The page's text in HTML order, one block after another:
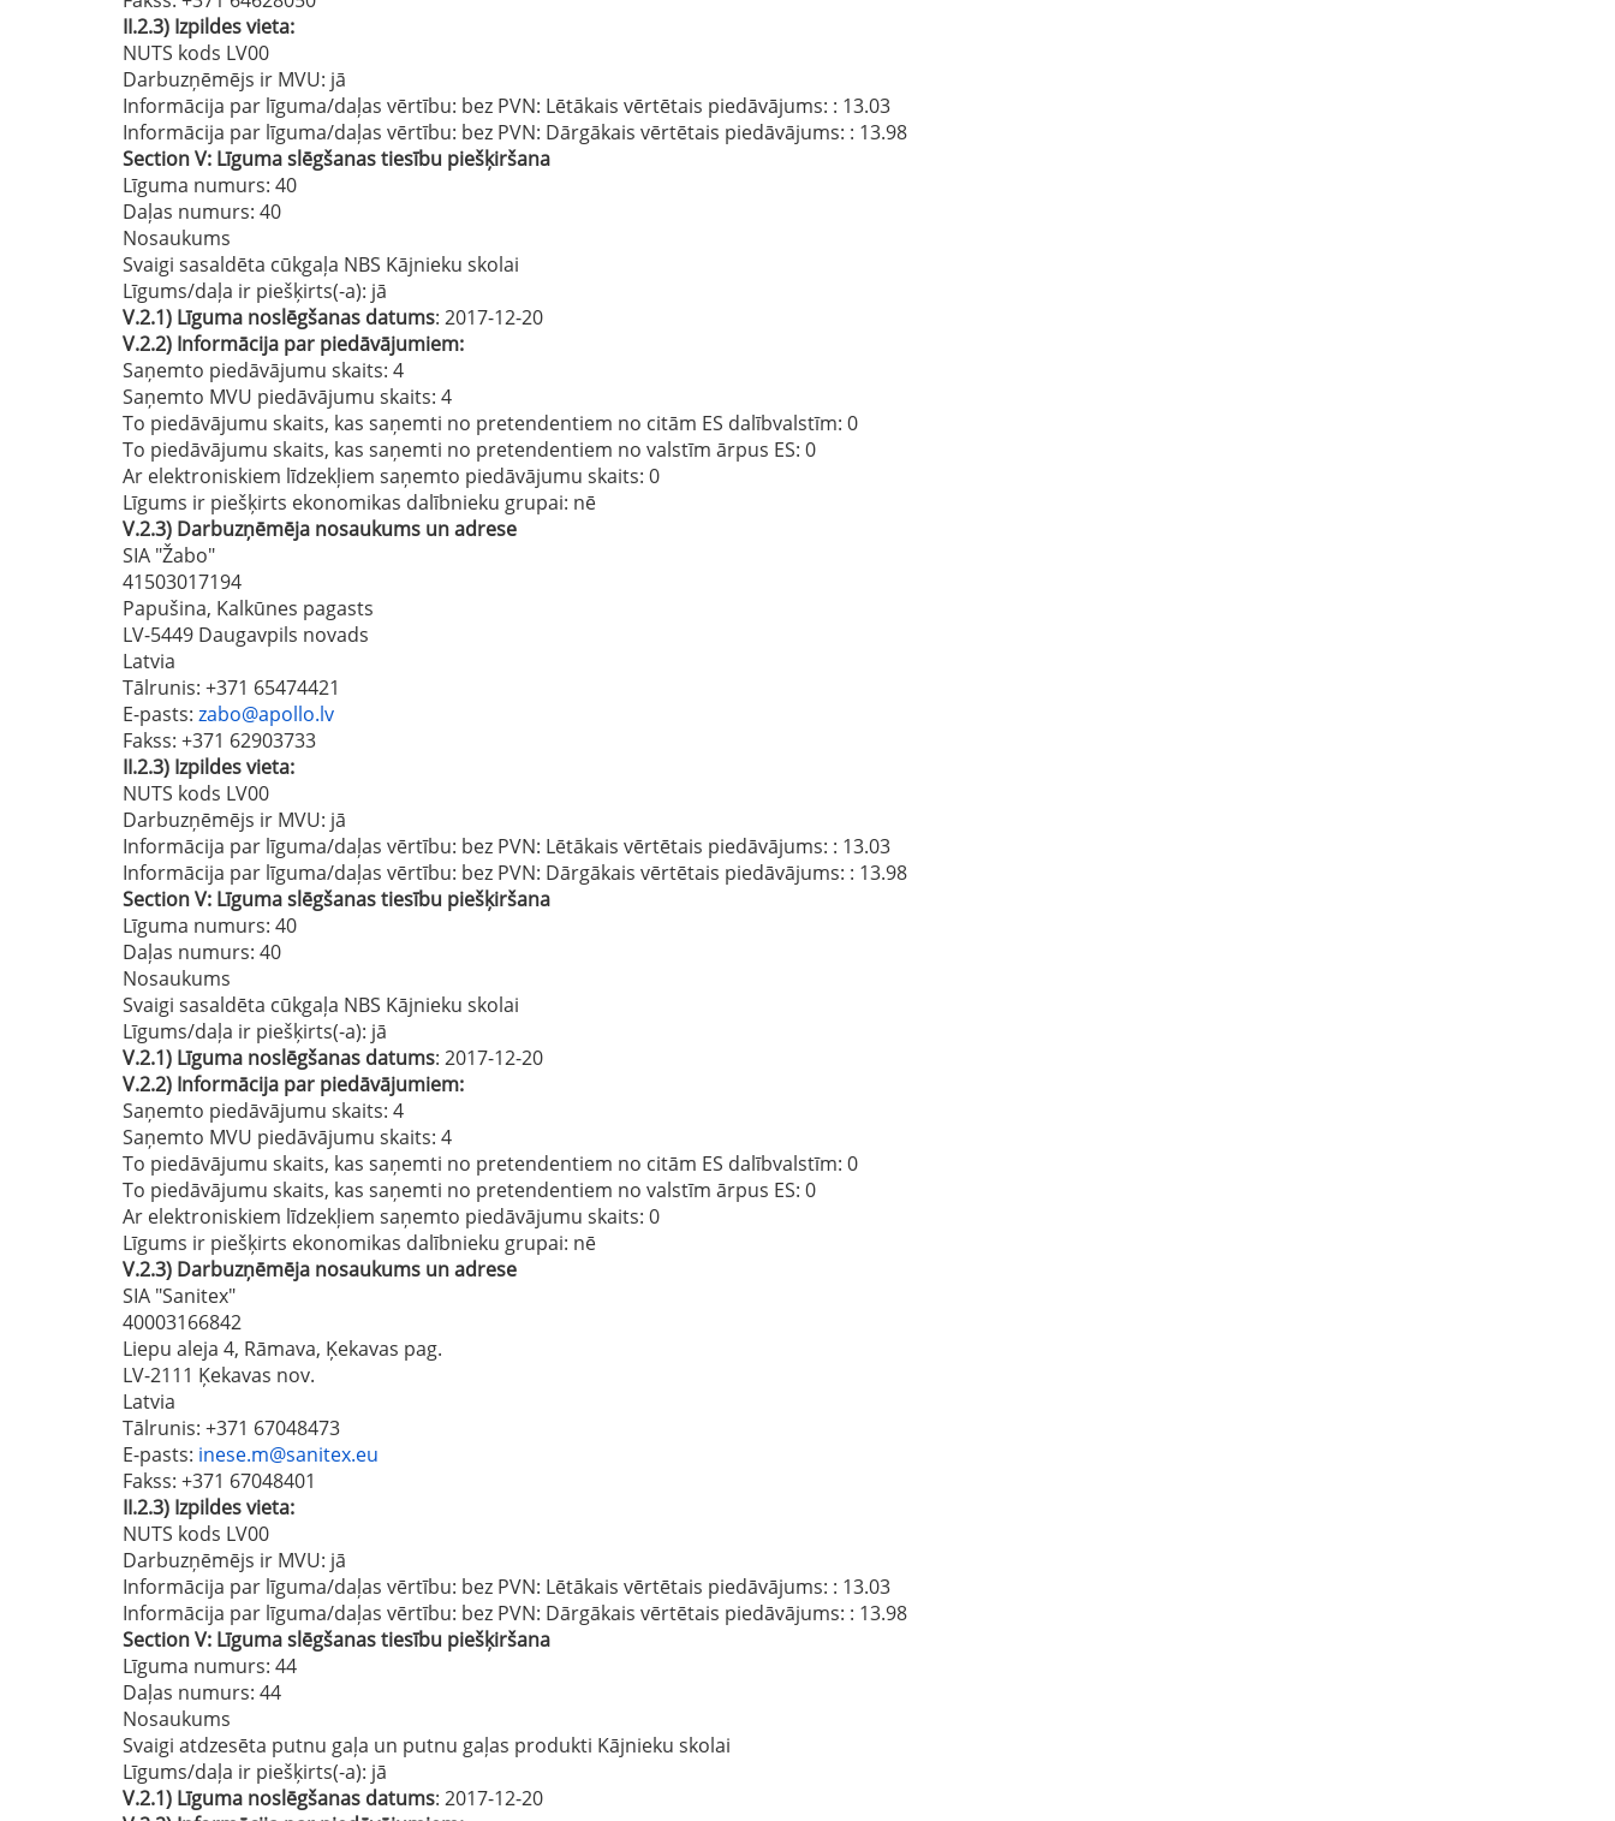
II.2.3) Izpildes vieta:
NUTS kods LV00
Darbuzņēmējs ir MVU: jā
Informācija par līguma/daļas vērtību: bez PVN: Lētākais vērtētais piedāvājums: : 13.03
Informācija par līguma/daļas vērtību: bez PVN: Dārgākais vērtētais piedāvājums: : 13.98
SectionV: Līguma slēgšanas tiesību piešķiršana
Līguma numurs: 40
Daļas numurs: 40
Nosaukums
Svaigi sasaldēta cūkgaļa NBS Kājnieku skolai
Līgums/daļa ir piešķirts(-a): jā
V.2.1) Līguma noslēgšanas datums: 2017-12-20
V.2.2) Informācija par piedāvājumiem:
Saņemto piedāvājumu skaits: 4
Saņemto MVU piedāvājumu skaits: 4
To piedāvājumu skaits, kas saņemti no pretendentiem no citām ES dalībvalstīm: 0
To piedāvājumu skaits, kas saņemti no pretendentiem no valstīm ārpus ES: 0
Ar elektroniskiem līdzekļiem saņemto piedāvājumu skaits: 0
Līgums ir piešķirts ekonomikas dalībnieku grupai: nē
V.2.3) Darbuzņēmēja nosaukums un adrese
SIA "Žabo"
41503017194
Papušina, Kalkūnes pagasts
LV-5449 Daugavpils novads
Latvia
Tālrunis: +371 65474421
E-pasts: zabo@apollo.lv
Fakss: +371 62903733
II.2.3) Izpildes vieta:
NUTS kods LV00
Darbuzņēmējs ir MVU: jā
Informācija par līguma/daļas vērtību: bez PVN: Lētākais vērtētais piedāvājums: : 13.03
Informācija par līguma/daļas vērtību: bez PVN: Dārgākais vērtētais piedāvājums: : 13.98
SectionV: Līguma slēgšanas tiesību piešķiršana
Līguma numurs: 40
Daļas numurs: 40
Nosaukums
Svaigi sasaldēta cūkgaļa NBS Kājnieku skolai
Līgums/daļa ir piešķirts(-a): jā
V.2.1) Līguma noslēgšanas datums: 2017-12-20
V.2.2) Informācija par piedāvājumiem:
Saņemto piedāvājumu skaits: 4
Saņemto MVU piedāvājumu skaits: 4
To piedāvājumu skaits, kas saņemti no pretendentiem no citām ES dalībvalstīm: 0
To piedāvājumu skaits, kas saņemti no pretendentiem no valstīm ārpus ES: 0
Ar elektroniskiem līdzekļiem saņemto piedāvājumu skaits: 0
Līgums ir piešķirts ekonomikas dalībnieku grupai: nē
V.2.3) Darbuzņēmēja nosaukums un adrese
SIA "Sanitex"
40003166842
Liepu aleja 4, Rāmava, Ķekavas pag.
LV-2111 Ķekavas nov.
Latvia
Tālrunis: +371 67048473
E-pasts: inese.m@sanitex.eu
Fakss: +371 67048401
II.2.3) Izpildes vieta:
NUTS kods LV00
Darbuzņēmējs ir MVU: jā
Informācija par līguma/daļas vērtību: bez PVN: Lētākais vērtētais piedāvājums: : 13.03
Informācija par līguma/daļas vērtību: bez PVN: Dārgākais vērtētais piedāvājums: : 13.98
SectionV: Līguma slēgšanas tiesību piešķiršana
Līguma numurs: 44
Daļas numurs: 44
Nosaukums
Svaigi atdzesēta putnu gaļa un putnu gaļas produkti Kājnieku skolai
Līgums/daļa ir piešķirts(-a): jā
V.2.1) Līguma noslēgšanas datums: 2017-12-20